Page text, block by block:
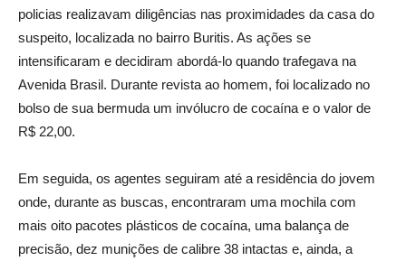
policias realizavam diligências nas proximidades da casa do
suspeito, localizada no bairro Buritis. As ações se
intensificaram e decidiram abordá-lo quando trafegava na
Avenida Brasil. Durante revista ao homem, foi localizado no
bolso de sua bermuda um invólucro de cocaína e o valor de
R$ 22,00.
Em seguida, os agentes seguiram até a residência do jovem
onde, durante as buscas, encontraram uma mochila com
mais oito pacotes plásticos de cocaína, uma balança de
precisão, dez munições de calibre 38 intactas e, ainda, a